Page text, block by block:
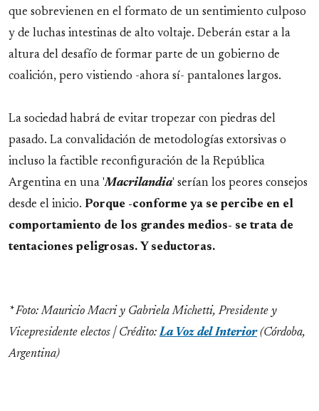
que sobrevienen en el formato de un sentimiento culposo
y de luchas intestinas de alto voltaje. Deberán estar a la
altura del desafío de formar parte de un gobierno de
coalición, pero vistiendo -ahora sí- pantalones largos.
La sociedad habrá de evitar tropezar con piedras del
pasado. La convalidación de metodologías extorsivas o
incluso la factible reconfiguración de la República
Argentina en una 'Macrilandia' serían los peores consejos
desde el inicio. Porque -conforme ya se percibe en el
comportamiento de los grandes medios- se trata de
tentaciones peligrosas. Y seductoras.
* Foto: Mauricio Macri y Gabriela Michetti, Presidente y
Vicepresidente electos | Crédito:La Voz del Interior(Córdoba,
Argentina)